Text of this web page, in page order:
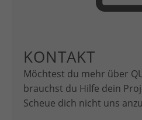
KONTAKT
Möchtest du mehr über
brauchst du Hilfe dein
Scheue dich nicht uns